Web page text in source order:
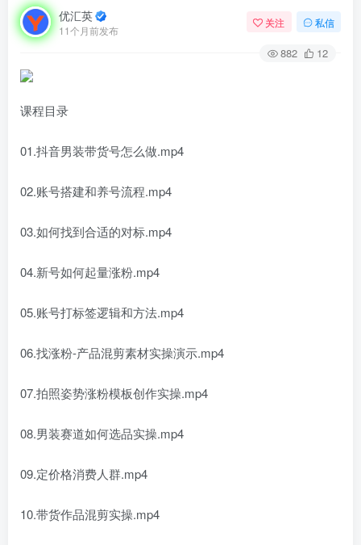
优汇英
11个月前发布
关注 私信
882 12
课程目录
01.抖音男装带货号怎么做.mp4
02.账号搭建和养号流程.mp4
03.如何找到合适的对标.mp4
04.新号如何起量涨粉.mp4
05.账号打标签逻辑和方法.mp4
06.找涨粉-产品混剪素材实操演示.mp4
07.拍照姿势涨粉模板创作实操.mp4
08.男装赛道如何选品实操.mp4
09.定价格消费人群.mp4
10.带货作品混剪实操.mp4